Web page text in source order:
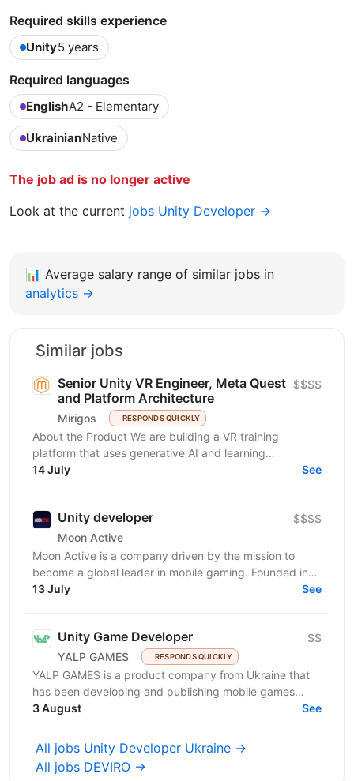
Required skills experience
Unity5 years
Required languages
EnglishA2 - Elementary
UkrainianNative
The job ad is no longer active
Look at the current jobs Unity Developer →
📊 Average salary range of similar jobs in
analytics →
Similar jobs
Senior Unity VR Engineer, Meta Quest
and Platform Architecture
Mirigos RESPONDS QUICKLY
$$$$
About the Product We are building a VR training
platform that uses generative AI and learning
engineering to deliver personalized, hands-on skills...
14 July See
Unity developer
Moon Active
$$$$
Moon Active is a company driven by the mission to
become a global leader in mobile gaming. Founded in
2011, our passion for creativity, cutting-edge...
13 July See
Unity Game Developer
YALP GAMES RESPONDS QUICKLY
$$
YALP GAMES is a product company from Ukraine that
has been developing and publishing mobile games
since 2019. We are a team of professionals who have...
3 August See
All jobs Unity Developer Ukraine →
All jobs DEVIRO →